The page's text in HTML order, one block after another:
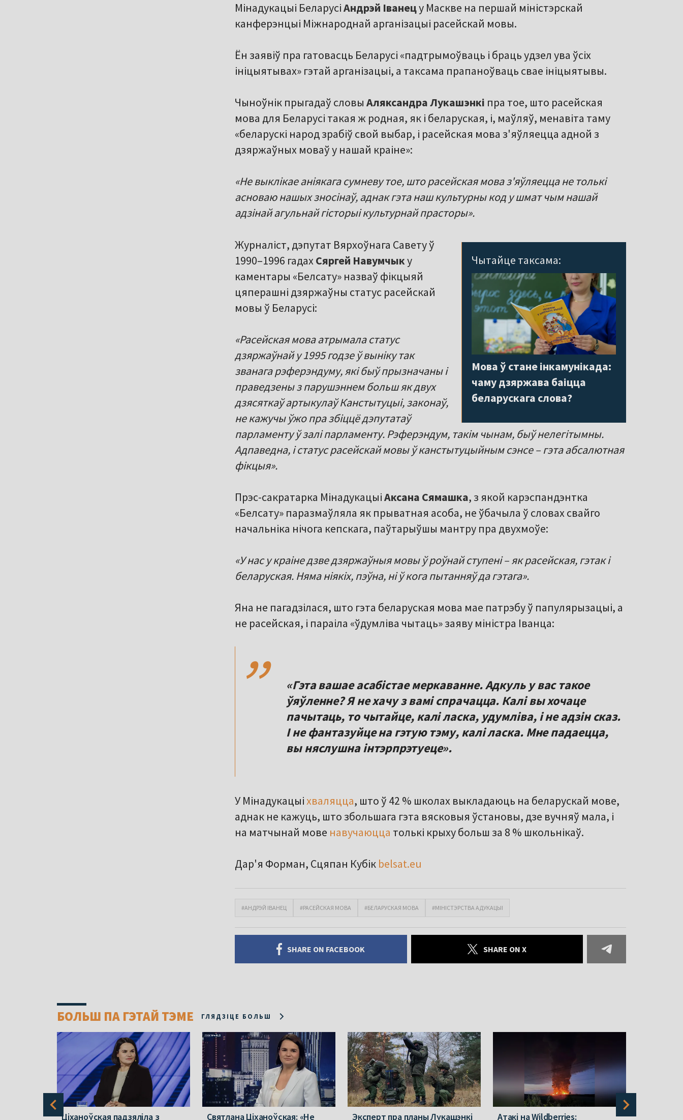
Мінадукацыі БеларусіАндрэй Іванецу Маскве на першай міністэрскай
канферэнцыі Міжнароднай арганізацыі расейскай мовы.
Ён заявіў пра гатовасць Беларусі «падтрымоўваць і браць удзел ува ўсіх
ініцыятывах» гэтай арганізацыі, а таксама прапаноўваць свае ініцыятывы.
Чыноўнік прыгадаў словы АляксандраЛукашэнкі пра тое, што расейская
мова для Беларусі такая ж родная, як і беларуская, і, маўляў, менавіта таму
«беларускі народ зрабіў свой выбар, і расейская мова з'яўляецца адной з
дзяржаўных моваў у нашай краіне»:
«Не выклікае аніякага сумневу тое, што расейская мова з'яўляецца не толькі
асноваю нашых зносінаў, аднак гэта наш культурны код у шмат чым нашай
адзінай агульнай гісторыі культурнай прасторы».
Чытайце таксама:
Мова ў стане інкамунікада:
чаму дзяржава баіцца
беларускага слова?
Журналіст, дэпутат Вярхоўнага Савету ў
1990–1996 гадахСяргей Навумчыку
каментары «Белсату» назваў фікцыяй
цяперашні дзяржаўны статус расейскай
мовы ў Беларусі:
«Расейская мова атрымала статус
дзяржаўнай у 1995 годзе ў выніку так
званага рэферэндуму, які быў прызначаны і
праведзены з парушэннем больш як двух
дзясяткаў артыкулаў Канстытуцыі, законаў,
не кажучы ўжо пра збіццё дэпутатаў
парламенту ў залі парламенту. Рэферэндум, такім чынам, быў нелегітымны.
Адпаведна, і статус расейскай мовы ў канстытуцыйным сэнсе – гэта абсалютная
фікцыя».
Прэс-сакратарка МінадукацыіАксана Сямашка, з якой карэспандэнтка
«Белсату» паразмаўляла як прыватная асоба, не ўбачыла ў словах свайго
начальніка нічога кепскага, паўтарыўшы мантру пра двухмоўе:
«У нас у краіне дзве дзяржаўныя мовы ў роўнай ступені – як расейская, гэтак і
беларуская. Няма ніякіх, пэўна, ні ў кога пытанняў да гэтага».
Яна не пагадзілася, што гэта беларуская мова мае патрэбу ў папулярызацыі, а
не расейская, і параіла «ўдумліва чытаць» заяву міністра Іванца:
,,
«Гэта вашае асабістае меркаванне. Адкуль у вас такое
ўяўленне? Я не хачу з вамі спрачацца. Калі вы хочаце
пачытаць, то чытайце, калі ласка, удумліва, і не адзін сказ.
І не фантазуйце на гэтую тэму, калі ласка. Мне падаецца,
вы няслушна інтэрпрэтуеце».
У Мінадукацыіхваляцца, што ў 42 % школах выкладаюць на беларускай мове,
аднак не кажуць, што збольшага гэта вясковыя ўстановы, дзе вучняў мала, і
на матчынай мове навучаюцца толькі крыху больш за 8 % школьнікаў.
Дар'я Форман, Сцяпан Кубік belsat.eu
#АНДРЭЙ ІВАНЕЦ #РАСЕЙСКАЯ МОВА #БЕЛАРУСКАЯ МОВА #МІНІСТЭРСТВА АДУКАЦЫІ
SHARE ON FACEBOOK SHARE ON X
БОЛЬШ ПА ГЭТАЙ ТЭМЕ ГЛЯДЗІЦЕ БОЛЬШ
Ціханоўская падзяліла з Святлана Ціханоўская: «Не Эксперт пра планы Лукашэнкі Атакі на Wildberries: